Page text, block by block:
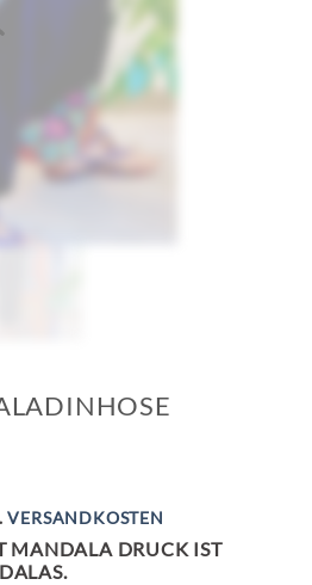
VERSANDKOSTEN
MANDALA DRUCK IST